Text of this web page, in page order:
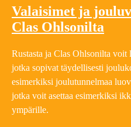
Valaisimet ja
Clas Ohlsonilta
Rustasta ja Clas Ohlsonilta
jotka sopivat täydellisesti
esimerkiksi joulutunnelmaa
jotka voit asettaa esimerkiksi
ympärille.